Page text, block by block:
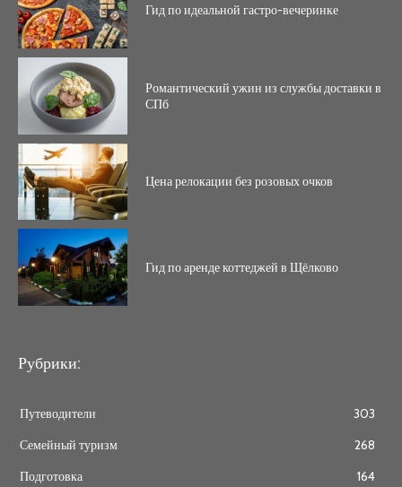
Гид по идеальной гастро-вечеринке
Романтический ужин из службы доставки в
СПб
Цена релокации без розовых очков
Гид по аренде коттеджей в Щёлково
Рубрики:
Путеводители
303
Семейный туризм
268
Подготовка
164